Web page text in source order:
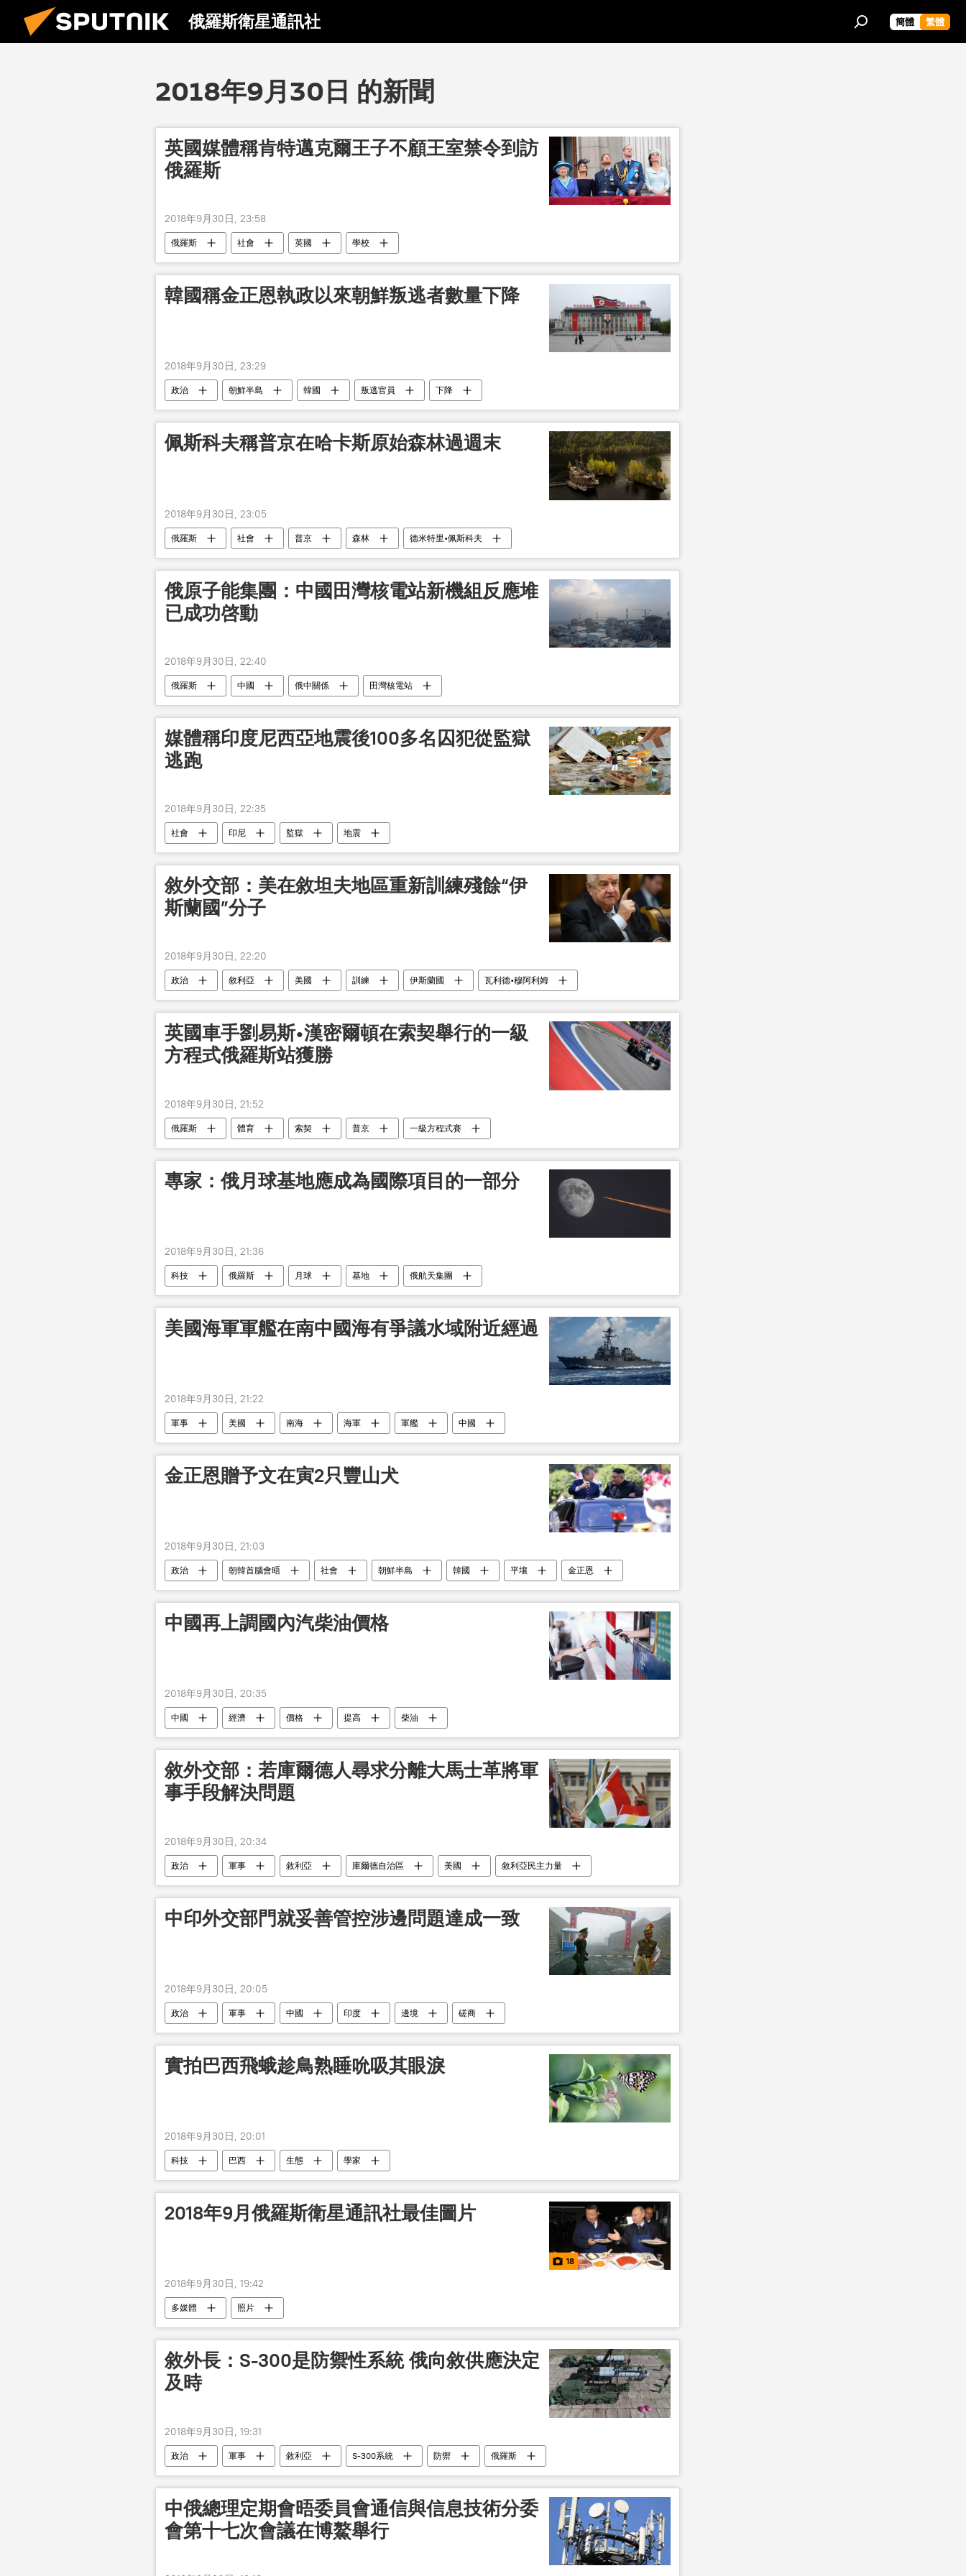
俄羅斯衛星通訊社 簡體 繁體
2018年9月30日 的新聞
英國媒體稱肯特邁克爾王子不顧王室禁令到訪
俄羅斯
2018年9月30日, 23:58
俄羅斯 社會 英國 學校
韓國稱金正恩執政以來朝鮮叛逃者數量下降
2018年9月30日, 23:29
政治 朝鮮半島 韓國 叛逃官員 下降
佩斯科夫稱普京在哈卡斯原始森林過週末
2018年9月30日, 23:05
俄羅斯 社會 普京 森林 德米特里•佩斯科夫
俄原子能集團：中國田灣核電站新機組反應堆
已成功啓動
2018年9月30日, 22:40
俄羅斯 中國 俄中關係 田灣核電站
媒體稱印度尼西亞地震後100多名囚犯從監獄
逃跑
2018年9月30日, 22:35
社會 印尼 監獄 地震
敘外交部：美在敘坦夫地區重新訓練殘餘“伊
斯蘭國”分子
2018年9月30日, 22:20
政治 敘利亞 美國 訓練 伊斯蘭國 瓦利德•穆阿利姆
英國車手劉易斯•漢密爾頓在索契舉行的一級
方程式俄羅斯站獲勝
2018年9月30日, 21:52
俄羅斯 體育 索契 普京 一級方程式賽
專家：俄月球基地應成為國際項目的一部分
2018年9月30日, 21:36
科技 俄羅斯 月球 基地 俄航天集團
美國海軍軍艦在南中國海有爭議水域附近經過
2018年9月30日, 21:22
軍事 美國 南海 海軍 軍艦 中國
金正恩贈予文在寅2只豐山犬
2018年9月30日, 21:03
政治 朝韓首腦會晤 社會 朝鮮半島 韓國 平壤
金正恩
文在寅
峰會
中國再上調國內汽柴油價格
2018年9月30日, 20:35
中國 經濟 價格 提高 柴油
敘外交部：若庫爾德人尋求分離大馬士革將軍
事手段解決問題
2018年9月30日, 20:34
政治 軍事 敘利亞 庫爾德自治區 美國 敘利亞民主力量
中印外交部門就妥善管控涉邊問題達成一致
2018年9月30日, 20:05
政治 軍事 中國 印度 邊境 磋商
實拍巴西飛蛾趁鳥熟睡吮吸其眼淚
2018年9月30日, 20:01
科技 巴西 生態 學家
2018年9月俄羅斯衛星通訊社最佳圖片
18
2018年9月30日, 19:42
多媒體 照片
敘外長：S-300是防禦性系統 俄向敘供應決定
及時
2018年9月30日, 19:31
政治 軍事 敘利亞 S-300系統 防禦
俄羅斯
瓦利德•穆阿利姆
中俄總理定期會晤委員會通信與信息技術分委
會第十七次會議在博鰲舉行